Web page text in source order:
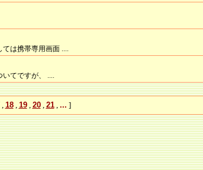
は携帯専用画面 ....
てですが、 ....
, 18, 19, 20, 21, ... ]